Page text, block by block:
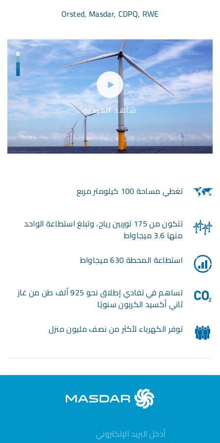
Orsted, Masdar, CDPQ, RWE
شاهد الفيديو
تغطي مساحة 100 كيلومتر مربع
تتكون من 175 توربين رياح، وتبلغ استطاعة الواحد
منها 3.6 ميجاواط
استطاعة المحطة 630 ميجاواط
تساهم في تفادي إطلاق نحو 925 ألف طن من غاز
ثاني أكسيد الكربون سنويًا
توفر الكهرباء لأكثر من نصف مليون منزل